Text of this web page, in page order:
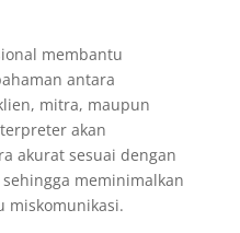
membantu
antara
mitra, maupun
akan
akurat sesuai dengan
meminimalkan
miskomunikasi.